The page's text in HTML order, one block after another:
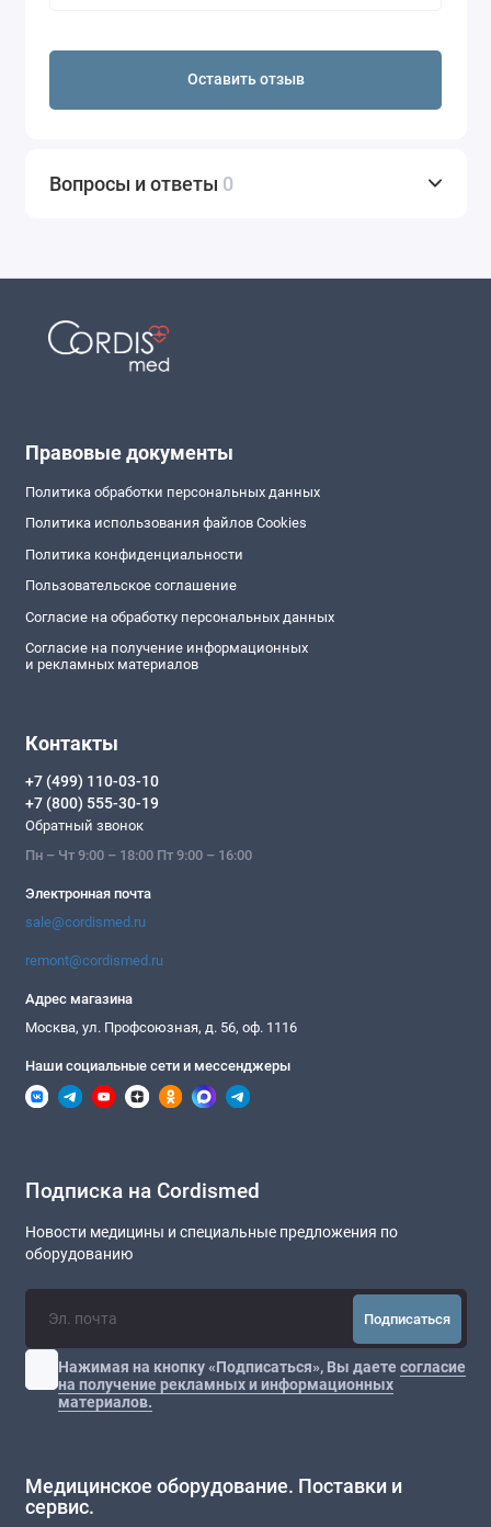
Оставить отзыв
Вопросы и ответы 0
Правовые документы
Политика обработки персональных данных
Политика использования файлов Cookies
Политика конфиденциальности
Пользовательское соглашение
Согласие на обработку персональных данных
Согласие на получение информационных
и рекламных материалов
Контакты
+7 (499) 110-03-10
+7 (800) 555-30-19
Обратный звонок
Пн – Чт 9:00 – 18:00 Пт 9:00 – 16:00
Электронная почта
sale@cordismed.ru
remont@cordismed.ru
Адрес магазина
Москва, ул. Профсоюзная, д. 56, оф. 1116
Наши социальные сети и мессенджеры
Подписка на Cordismed
Новости медицины и специальные предложения по
оборудованию
Подписаться
Нажимая на кнопку «Подписаться», Вы даетесогласие
на получение рекламных и информационных
материалов.
Медицинское оборудование. Поставки и
сервис.